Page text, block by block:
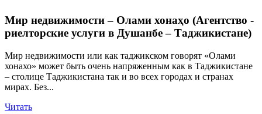
Мир недвижимости – Олами хонаҳо (Агентство -
риелторские услуги в Душанбе – Таджикистане)
Мир недвижимости или как таджикском говорят «Олами
хонахо» может быть очень напряженным как в Таджикистане
– столице Таджикистана так и во всех городах и странах
мирах. Без...
Читать